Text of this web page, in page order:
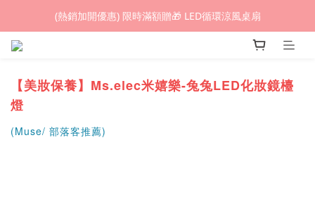
(熱銷加開優惠) 限時滿額贈🎁 LED循環涼風桌扇
(熱銷加開優惠) 限時滿額贈🎁 LED循環涼風桌扇
城鎮韌性(防空)演習期間，網頁載入速度可能延遲。
(熱銷加開優惠) 限時滿額贈🎁 LED循環涼風桌扇
【美妝保養】Ms.elec米嬉樂-兔兔LED化妝鏡檯
燈
(Muse/ 部落客推薦)